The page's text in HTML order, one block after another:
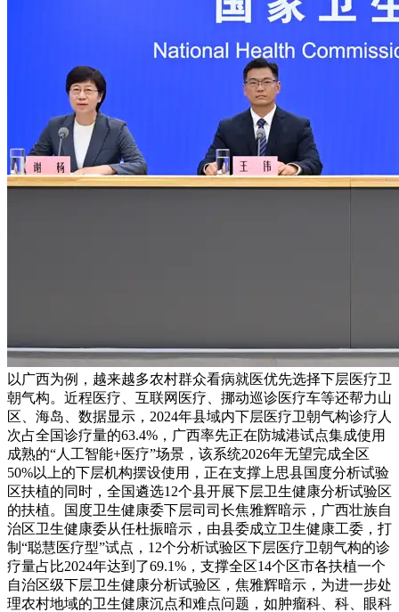
以广西为例，越来越多农村群众看病就医优先选择下层医疗卫
朝气构。近程医疗、互联网医疗、挪动巡诊医疗车等还帮力山
区、海岛、数据显示，2024年县域内下层医疗卫朝气构诊疗人
次占全国诊疗量的63.4%，广西率先正在防城港试点集成使用
成熟的“人工智能+医疗”场景，该系统2026年无望完成全区
50%以上的下层机构摆设使用，正在支撑上思县国度分析试验
区扶植的同时，全国遴选12个县开展下层卫生健康分析试验区
的扶植。国度卫生健康委下层司司长焦雅辉暗示，广西壮族自
治区卫生健康委从任杜振暗示，由县委成立卫生健康工委，打
制“聪慧医疗型”试点，12个分析试验区下层医疗卫朝气构的诊
疗量占比2024年达到了69.1%，支撑全区14个区市各扶植一个
自治区级下层卫生健康分析试验区，焦雅辉暗示，为进一步处
理农村地域的卫生健康沉点和难点问题，如肿瘤科、科、眼科